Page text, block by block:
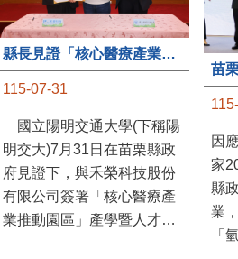
115-07-31
國立陽明交通大學(下稱陽
明交大)7月31日在苗栗縣政
府見證下，與禾榮科技股份
有限公司簽署「核心醫療產
業推動園區」產學暨人才培
因
家
縣
業
「